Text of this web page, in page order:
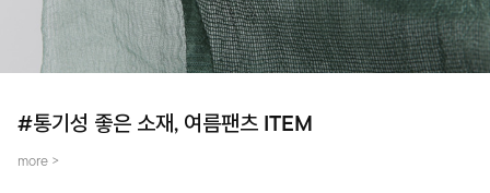
#통기성 좋은 소재, 여름팬츠 ITEM
more >